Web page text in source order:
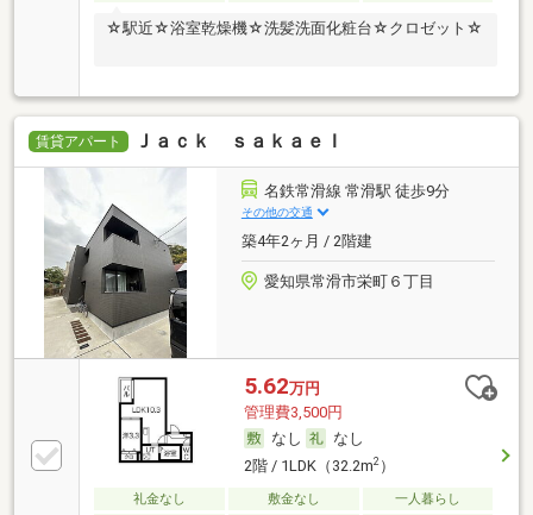
☆駅近☆浴室乾燥機☆洗髪洗面化粧台☆クロゼット☆
賃貸アパート Ｊａｃｋ ｓａｋａｅＩ
名鉄常滑線 常滑駅 徒歩9分
その他の交通
築4年2ヶ月 / 2階建
愛知県常滑市栄町６丁目
5.62万円
管理費3,500円
なし
なし
2階 / 1LDK（32.2m2）
礼金なし 敷金なし
一人暮らし